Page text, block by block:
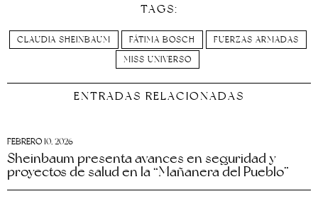
TAGS:
CLAUDIA SHEINBAUM FÁTIMA BOSCH
FUERZAS ARMADAS
MISS UNIVERSO
ENTRADAS RELACIONADAS
FEBRERO 10, 2026
Sheinbaum presenta avances en seguridad y
proyectos de salud en la “Mañanera del Pueblo”